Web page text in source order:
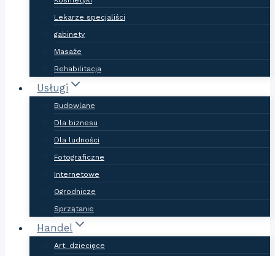
Lekarze specjaliści
gabinety
Masaże
Rehabilitacja
Usługi
Budowlane
Dla biznesu
Dla ludności
Fotograficzne
Internetowe
Ogrodnicze
Sprzątanie
Handel
Art. dziecięce